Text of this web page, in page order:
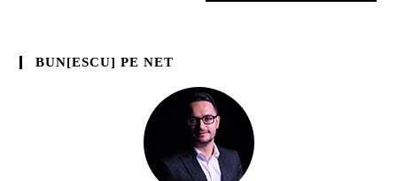
BUN[ESCU] PE NET